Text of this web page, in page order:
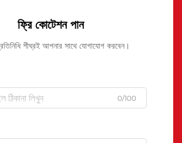
ফ্রি কোটেশন পান
শীঘ্রই আপনার সাথে যোগাযোগ করবেন।
0/100